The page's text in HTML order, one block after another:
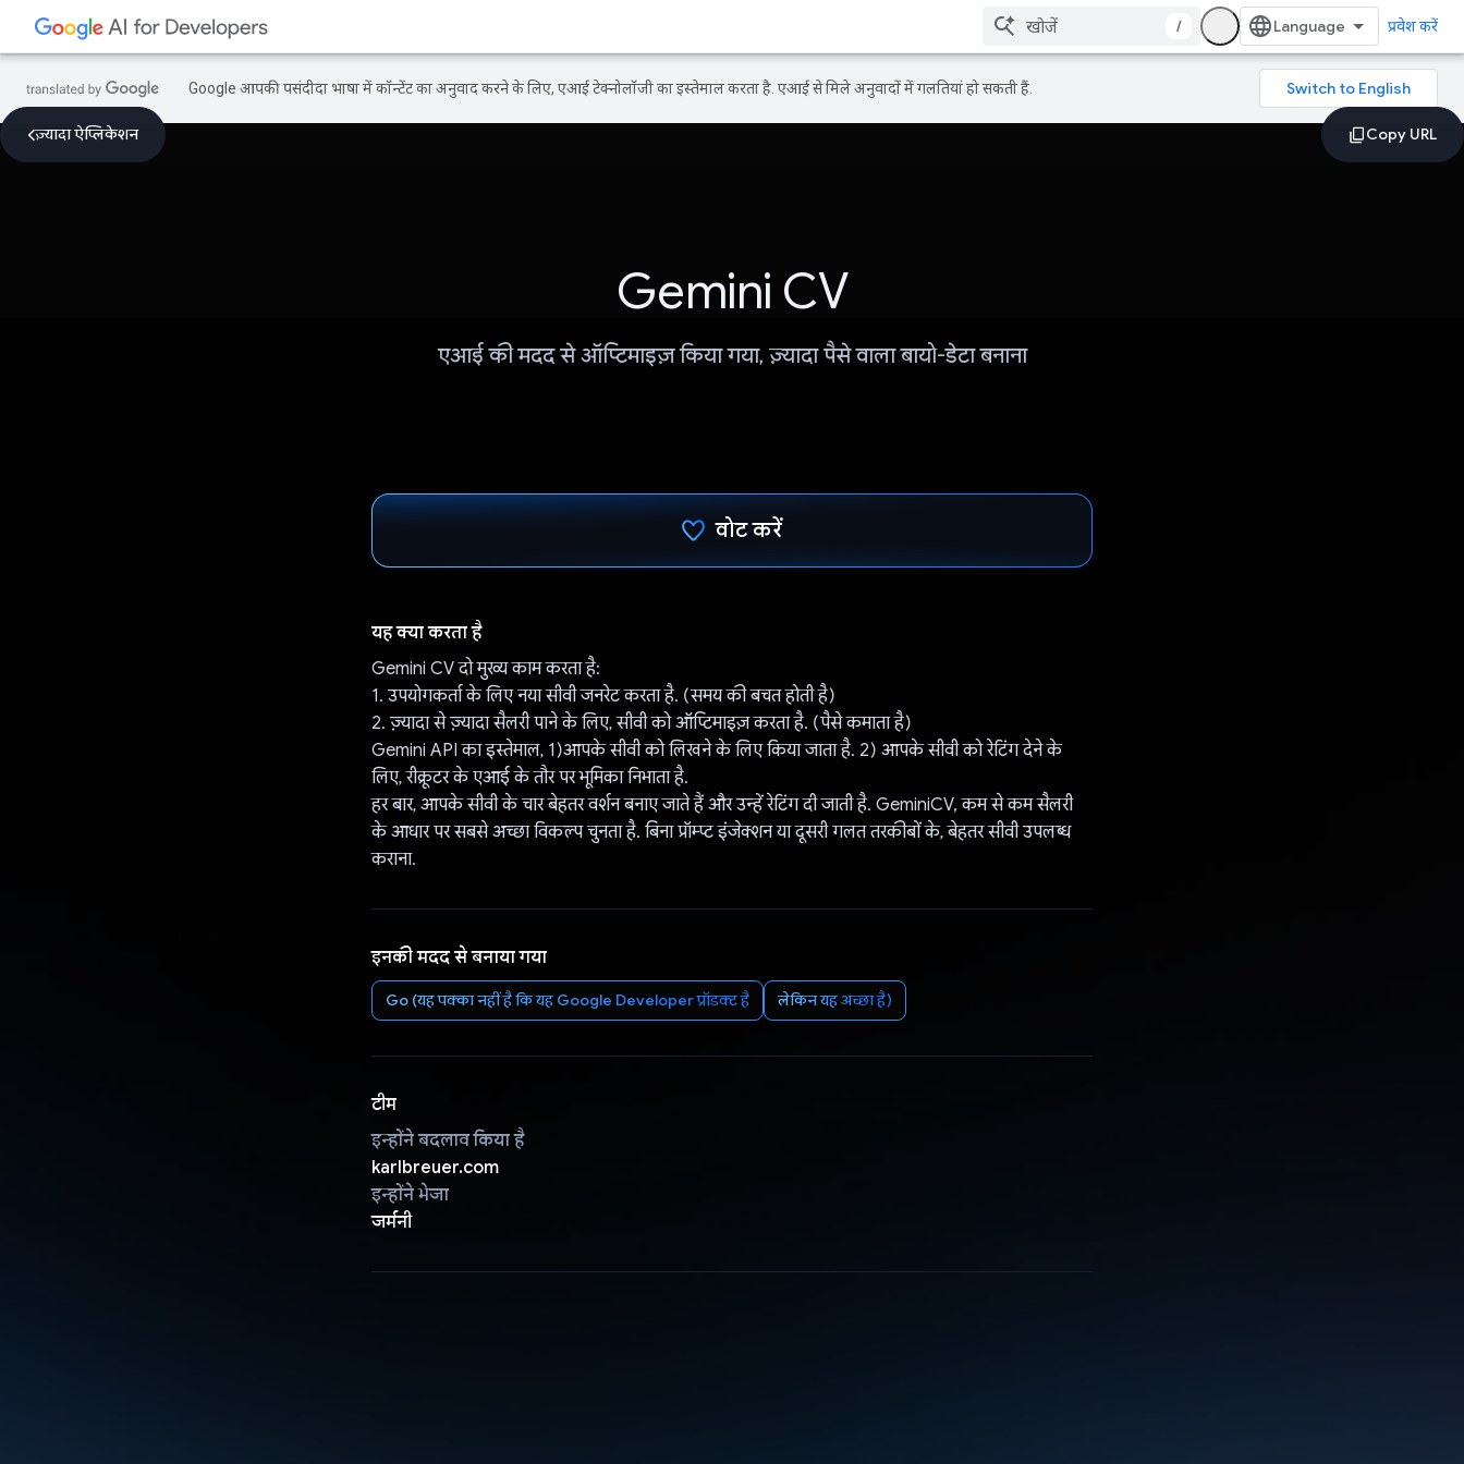
/ प्रवेश करें
Google आपकी पसंदीदा भाषा में कॉन्टेंट का अनुवाद करने के लिए, एआई टेक्नोलॉजी का इस्तेमाल करता है. एआई से मिले अनुवादों में गलतियां हो सकती हैं.
ज़्यादा ऐप्लिकेशन
Gemini CV
एआई की मदद से ऑप्टिमाइज़ किया गया, ज़्यादा पैसे वाला बायो-डेटा बनाना
वोट करें
यह क्या करता है
Gemini CV दो मुख्य काम करता है:
1. उपयोगकर्ता के लिए नया सीवी जनरेट करता है. (समय की बचत होती है)
2. ज़्यादा से ज़्यादा सैलरी पाने के लिए, सीवी को ऑप्टिमाइज़ करता है. (पैसे कमाता है)
Gemini API का इस्तेमाल, 1)आपके सीवी को लिखने के लिए किया जाता है. 2) आपके सीवी को रेटिंग देने के
लिए, रीक्रूटर के एआई के तौर पर भूमिका निभाता है.
हर बार, आपके सीवी के चार बेहतर वर्शन बनाए जाते हैं और उन्हें रेटिंग दी जाती है. GeminiCV, कम से कम सैलरी
के आधार पर सबसे अच्छा विकल्प चुनता है. बिना प्रॉम्प्ट इंजेक्शन या दूसरी गलत तरकीबों के, बेहतर सीवी उपलब्ध
कराना.
इनकी मदद से बनाया गया
Go (यह पक्का नहीं है कि यह Google Developer प्रॉडक्ट है लेकिन यह अच्छा है)
टीम
इन्होंने बदलाव किया है
karlbreuer.com
इन्होंने भेजा
जर्मनी